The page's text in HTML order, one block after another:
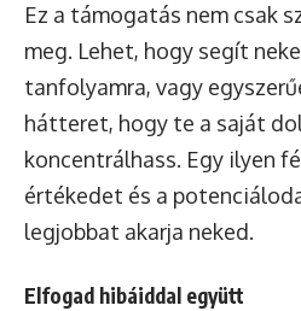
Ez a támogatás nem csak
meg. Lehet, hogy segít
tanfolyamra, vagy
hátteret, hogy te a saját
koncentrálhass. Egy ilyen
értékedet és a
legjobbat akarja neked.
Elfogad hibáiddal együtt